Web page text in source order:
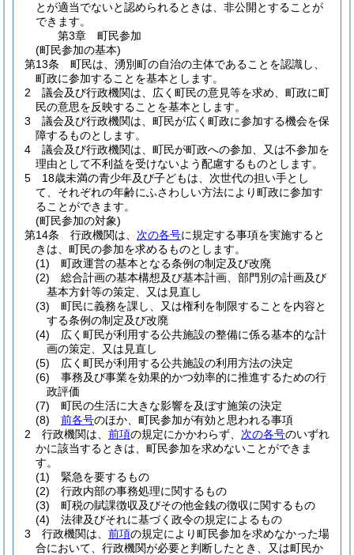
とが適当でないと認められるときは、非公開とすることが
できます。
第3章
町民参加
(町民参加の基本)
第13条
町民は、湧別町の自治の主体であることを認識し、
町政に参加することを基本とします。
2
議会及び行政機関は、広く町民の意見等を求め、町政に町
民の意思を反映することを基本とします。
3
議会及び行政機関は、町民が広く町政に参加する機会を保
障するものとします。
4
議会及び行政機関は、町民が町政への参加、又は不参加を
理由として不利益を受けないよう配慮するものとします。
5
18歳未満の青少年及び子どもは、次世代の担い手とし
て、それぞれの年齢にふさわしい方法により町政に参加す
ることができます。
(町民参加の対象)
第14条
行政機関は、 次の各号に規定する事項を実施すると
きは、町民の参加を求めるものとします。
(1)
町政運営の基本となる条例の制定及び改廃
(2)
総合計画の基本構想及び基本計画、部門別の計画及び
基本方針等の策定、又は見直し
(3)
町民に義務を課し、又は権利を制限することを内容と
する条例の制定及び改廃
(4)
広く町民が利用する公共施設の整備に係る基本的な計
画の策定、又は見直し
(5)
広く町民が利用する公共施設の利用方法の決定
(6)
事務及び事業を効果的かつ効率的に推進するための行
政評価
(7)
町民の生活に大きな影響を及ぼす施策の決定
(8)
前各号のほか、町民参加が有効と思われる事項
2
行政機関は、 前項の規定にかかわらず、 次の各号のいずれ
かに該当するときは、町民参加を求めないことができま
す。
(1)
緊急を要するもの
(2)
行政内部の事務処理に関するもの
(3)
町税の賦課徴収及びその他金銭の徴収に関するもの
(4)
法律及びそれに基づく政令の規定によるもの
3
行政機関は、 前項の規定により町民参加を求めなかった場
合において、行政機関が必要と判断したとき、又は町民か